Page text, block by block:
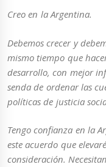
Creo en la Argentina.
Debemos crecer y
mismo tiempo que
desarrollo, con mejor
senda de ordenar las
políticas de justicia
Tengo confianza en la
este acuerdo que
consideración.